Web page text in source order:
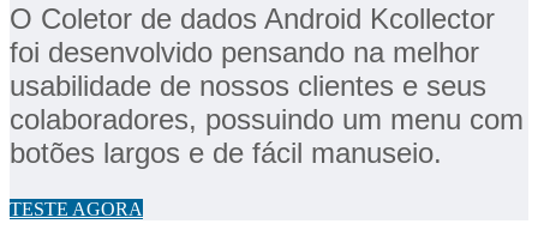
O Coletor de dados Android Kcollector
foi desenvolvido pensando na melhor
usabilidade de nossos clientes e seus
colaboradores, possuindo um menu com
botões largos e de fácil manuseio.
TESTE AGORA